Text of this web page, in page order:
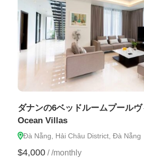
ダナンの6ベッドルームプール
Ocean Villas
Đà Nẵng, Hải Châu District, Đà Nẵng
$4,000 / /monthly